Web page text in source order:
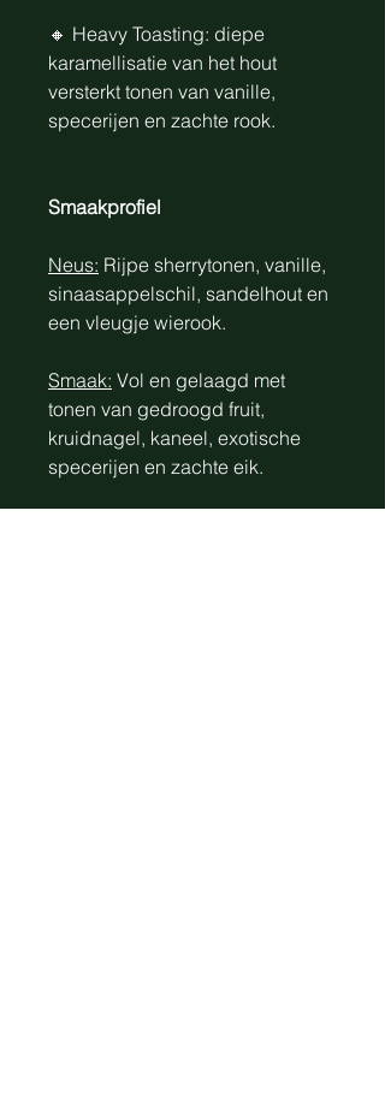
🔸 Heavy Toasting: diepe
karamellisatie van het hout
versterkt tonen van vanille,
specerijen en zachte rook.
Smaakprofiel
Neus: Rijpe sherrytonen, vanille,
sinaasappelschil, sandelhout en
een vleugje wierook.
Smaak: Vol en gelaagd met
tonen van gedroogd fruit,
kruidnagel, kaneel, exotische
specerijen en zachte eik.